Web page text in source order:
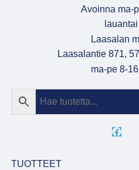
Avoinna ma-
Laasalan
Laasalantie 871,
ma-pe 8-
TUOTTEET